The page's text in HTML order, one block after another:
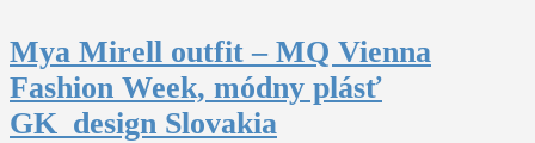
Mya Mirell outfit – MQ Vienna
Fashion Week, módny plásť
GK_design Slovakia